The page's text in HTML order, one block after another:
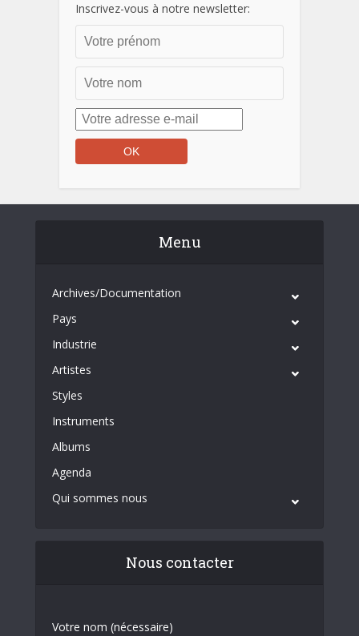
Inscrivez-vous à notre newsletter:
Menu
Archives/Documentation
Pays
Industrie
Artistes
Styles
Instruments
Albums
Agenda
Qui sommes nous
Nous contacter
Votre nom (nécessaire)